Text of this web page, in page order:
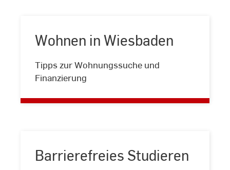
Wohnen in Wiesbaden
Tipps zur Wohnungssuche und
Finanzierung
Wohnen
Barrierefreies Studieren